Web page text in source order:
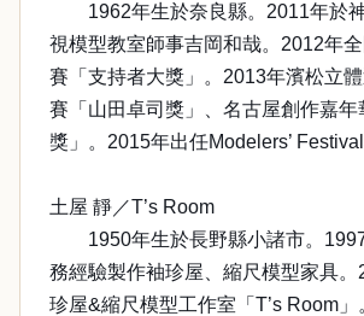
1962年生於奈良縣。2011年於
視模型教室師事吉岡和哉。2012年
賽「支持者大獎」。2013年濱松立
賽「山田卓司獎」、名古屋創作嘉年
獎」。2015年出任Modelers’ Festival
土屋 靜／T’s Room
1950年生於長野縣小諸市。
務經驗製作袖珍屋、縮尺模型家具。
珍屋&縮尺模型工作室「T’s Room